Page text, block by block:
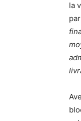
la